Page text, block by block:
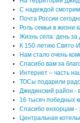
С надеждой
Почта России
Роль семьи в жизни
Жизнь села: день за
К 150-летию Свято-
Нам стало очень
Спасибо вам за
Интернет – часть
ТОСы подарили
Джидинский район -
16 тысяч победных
Спасибо енхорцам -
Центральная